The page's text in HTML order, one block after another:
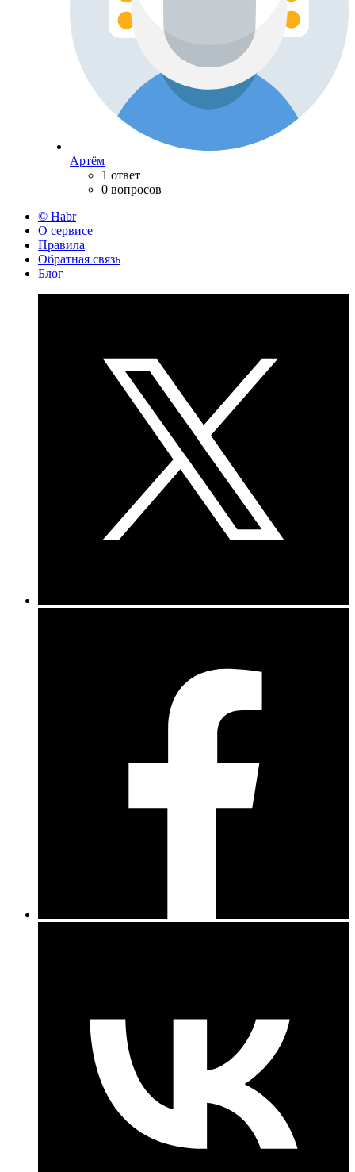
Артём
1 ответ
0 вопросов
© Habr
О сервисе
Правила
Обратная связь
Блог